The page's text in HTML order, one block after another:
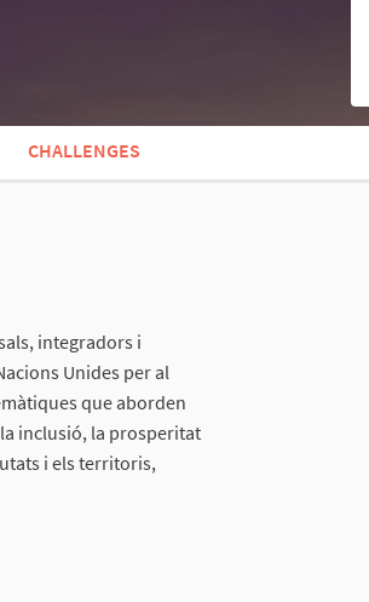
CHALLENGES
integradors i
Unides per al
que aborden
inclusió, la prosperitat
i els territoris,